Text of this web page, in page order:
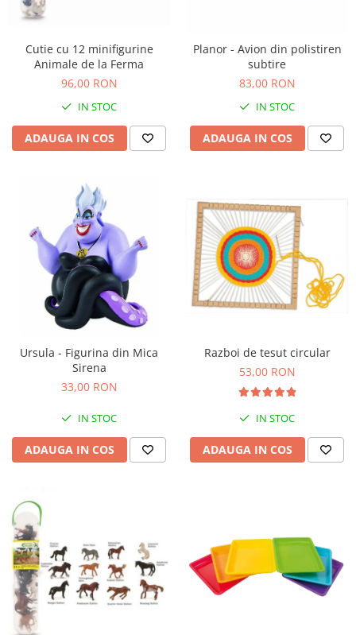
Nisip kinetic
Proiector pentru copii
Instrumente muzicale pentru copii
Caruseluri muzicale
Storytelling
Papusi de mana
Casa de papusi
Bormasina magica
Costum Halloween Copii
Papusi si Bebelusi Reborn
Animale de jucarie
Jucarii cu Dinozauri
Figurine cu animale domestice
Figurine plus
Jucarii Montessori
Nevoi speciale si sindrom Down
Jucarii cu alfabet
Seturi Numberblocks
Jucarii de motricitate
Jucarii fructe si legume
Puzzle-uri
Puzzle clasic
Puzzle incastru
Cadou copii 8 ani
Cadou copii 9 ani
Cadou copii 10 ani
Cadou copii 11 ani
Cadou copii 12 ani
Cutie cu 12 minifigurine
Animale de la Ferma
96,00 RON
IN STOC
ADAUGA IN COS
Planor - Avion din polistiren
subtire
83,00 RON
IN STOC
ADAUGA IN COS
Ursula - Figurina din Mica
Sirena
33,00 RON
IN STOC
ADAUGA IN COS
Razboi de tesut circular
53,00 RON
IN STOC
ADAUGA IN COS